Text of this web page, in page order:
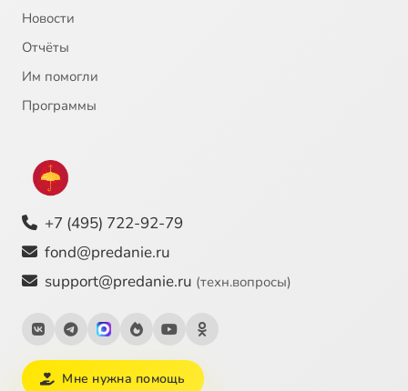
Новости
Отчёты
Им помогли
Программы
+7 (495) 722-92-79
fond@predanie.ru
support@predanie.ru (техн.вопросы)
Мне нужна помощь